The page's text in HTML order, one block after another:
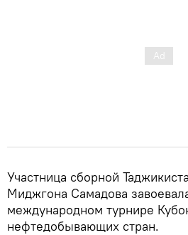
Участница сборной
Миджгона Самадова
международном турнире
нефтедобывающих стран.